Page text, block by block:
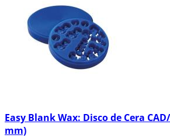
Easy Blank Wax: Disco de Cera
mm)